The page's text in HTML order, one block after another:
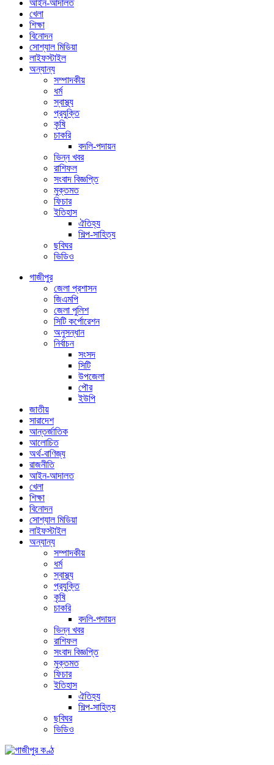
আইন-আদালত
খেলা
শিক্ষা
বিনোদন
সোশ্যাল মিডিয়া
লাইফস্টাইল
অন্যান্য
সম্পাদকীয়
ধর্ম
স্বাস্থ্য
প্রযুক্তি
কৃষি
চাকরি
বদলি-পদায়ন
ভিন্ন খবর
রাশিফল
সংবাদ বিজ্ঞপ্তি
মুক্তমত
ফিচার
ইতিহাস
ঐতিহ্য
শিল্প-সাহিত্য
ছবিঘর
ভিডিও
গাজীপুর
জেলা প্রশাসন
জিএমপি
জেলা পুলিশ
সিটি কর্পোরেশন
অনুসন্ধান
নির্বাচন
সংসদ
সিটি
উপজেলা
পৌর
ইউপি
জাতীয়
সারাদেশ
আন্তর্জাতিক
আলোচিত
অর্থ-বাণিজ্য
রাজনীতি
আইন-আদালত
খেলা
শিক্ষা
বিনোদন
সোশ্যাল মিডিয়া
লাইফস্টাইল
অন্যান্য
সম্পাদকীয়
ধর্ম
স্বাস্থ্য
প্রযুক্তি
কৃষি
চাকরি
বদলি-পদায়ন
ভিন্ন খবর
রাশিফল
সংবাদ বিজ্ঞপ্তি
মুক্তমত
ফিচার
ইতিহাস
ঐতিহ্য
শিল্প-সাহিত্য
ছবিঘর
ভিডিও